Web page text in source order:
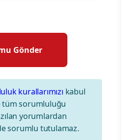
kurallarımızı kabul
tüm sorumluluğu
yorumlardan
sorumlu tutulamaz.